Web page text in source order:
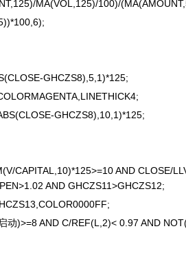
MA(VOL,125)/100)/
GHCZS8),5,1)*125;
GHCZS8),10,1)*125;
CAPITAL,10)*125>=10 AND CLOSE/
AND GHCZS11>GHCZS12;
动)>=8 AND C/REF(L,2)< 0.97 AND